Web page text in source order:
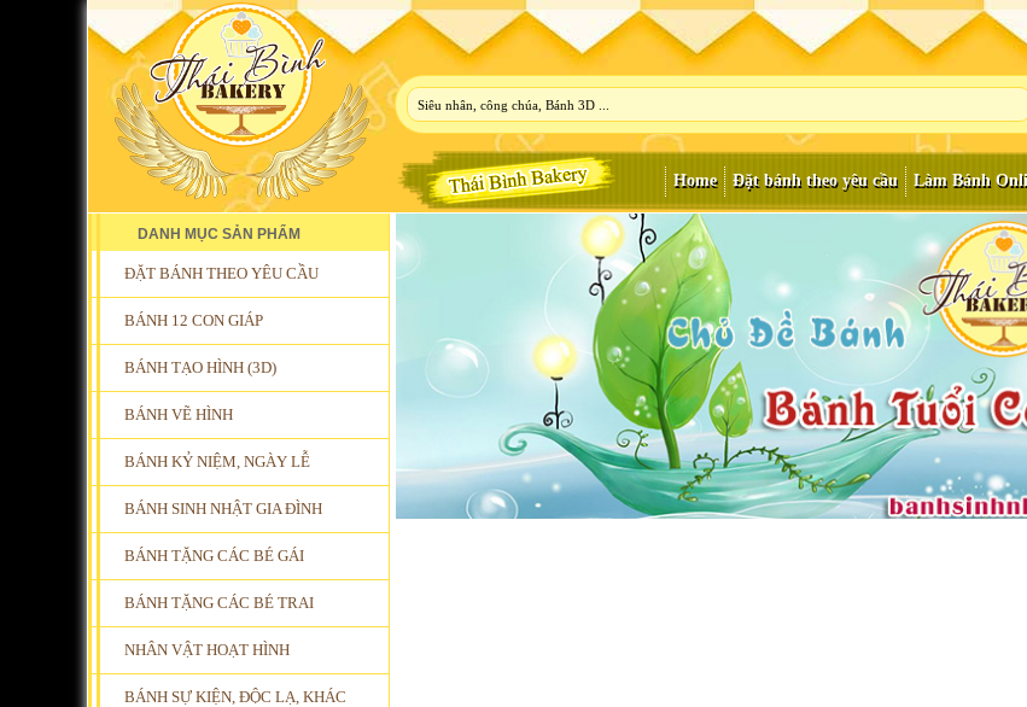
Home Đặt bánh theo yêu cầu Làm Bánh
DANH MỤC SẢN PHẨM
ĐẶT BÁNH THEO YÊU CẦU
BÁNH 12 CON GIÁP
BÁNH TẠO HÌNH (3D)
BÁNH VẼ HÌNH
BÁNH KỶ NIỆM, NGÀY LỄ
BÁNH SINH NHẬT GIA ĐÌNH
BÁNH TẶNG CÁC BÉ GÁI
BÁNH TẶNG CÁC BÉ TRAI
NHÂN VẬT HOẠT HÌNH
BÁNH SỰ KIỆN, ĐỘC LẠ, KHÁC